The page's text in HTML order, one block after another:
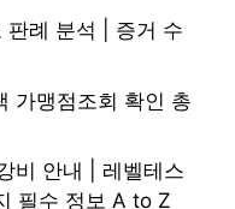
판례 분석 | 증거 수
가맹점조회 확인 총
비 안내 | 레벨테스
필수 정보 A to Z